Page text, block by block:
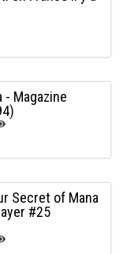
Magazine
Secret of Mana
#25